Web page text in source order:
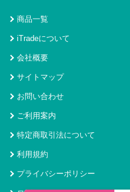
商品一覧
iTradeについて
会社概要
サイトマップ
お問い合わせ
ご利用案内
特定商取引法について
利用規約
プライバシーポリシー